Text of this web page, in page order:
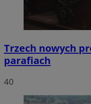
Trzech nowych
parafiach
40